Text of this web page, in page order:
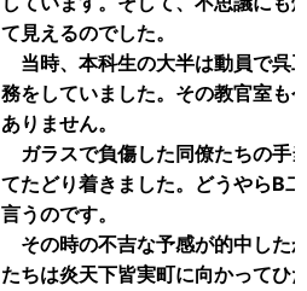
て見えるのでした。
当時、本科生の大半は動員で呉
務をしていました。その教官室も
ありません。
ガラスで負傷した同僚たちの手
てたどり着きました。どうやらB
言うのです。
その時の不吉な予感が的中した
たちは炎天下皆実町に向かってひ